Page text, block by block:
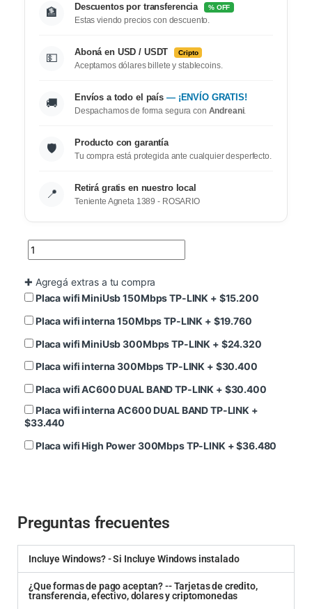
🏦 Descuentos por transferencia % OFF
Estas viendo precios con descuento.
💵 Aboná en USD / USDT Cripto
Aceptamos dólares billete y stablecoins.
🚚 Envíos a todo el país — ¡ENVÍO GRATIS!
Despachamos de forma segura con Andreani.
🛡️ Producto con garantía
Tu compra está protegida ante cualquier desperfecto.
📍 Retirá gratis en nuestro local
Teniente Agneta 1389 - ROSARIO
✚ Agregá extras a tu compra
Placa wifi MiniUsb 150Mbps TP-LINK + $15.200
Placa wifi interna 150Mbps TP-LINK + $19.760
Placa wifi MiniUsb 300Mbps TP-LINK + $24.320
Placa wifi interna 300Mbps TP-LINK + $30.400
Placa wifi AC600 DUAL BAND TP-LINK + $30.400
Placa wifi interna AC600 DUAL BAND TP-LINK +
$33.440
Placa wifi High Power 300Mbps TP-LINK +$36.480
Preguntas frecuentes
Incluye Windows? - Si Incluye Windows instalado
¿Que formas de pago aceptan? -- Tarjetas de credito,
transferencia, efectivo, dolares y criptomonedas